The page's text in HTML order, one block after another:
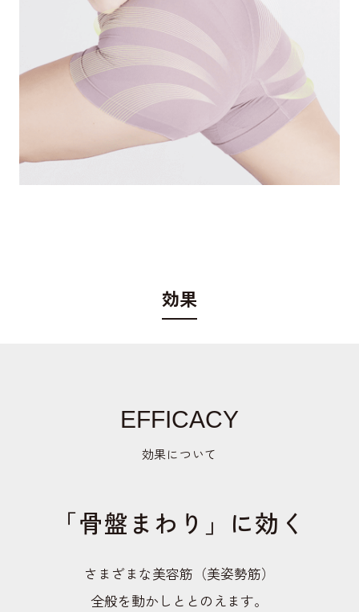
効果
EFFICACY
効果について
「骨盤まわり」に効く
さまざまな美容筋（美姿勢筋）
全般を動かしととのえます。